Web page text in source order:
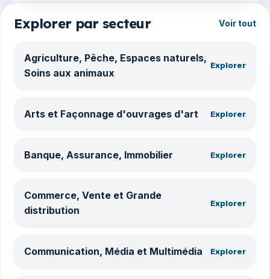
Explorer par secteur Voir tout
Agriculture, Pêche, Espaces naturels,
Soins aux animaux
Explorer
Arts et Façonnage d'ouvrages d'art Explorer
Banque, Assurance, Immobilier Explorer
Commerce, Vente et Grande
distribution
Explorer
Communication, Média et Multimédia Explorer